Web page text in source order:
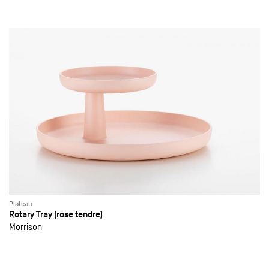
Plateau
Rotary Tray (rose tendre)
Morrison